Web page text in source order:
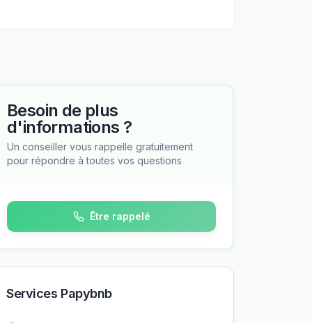
Besoin de plus
d'informations ?
Un conseiller vous rappelle gratuitement
pour répondre à toutes vos questions
Être rappelé
Services Papybnb